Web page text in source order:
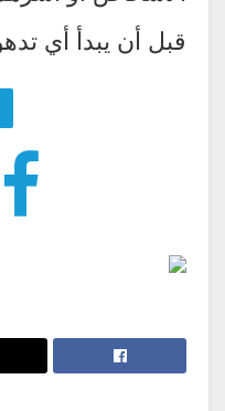
قبل أن يبدأ أي